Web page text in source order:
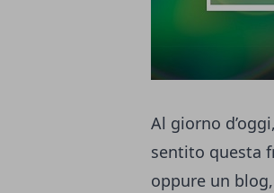
Al giorno
sentito questa
oppure un